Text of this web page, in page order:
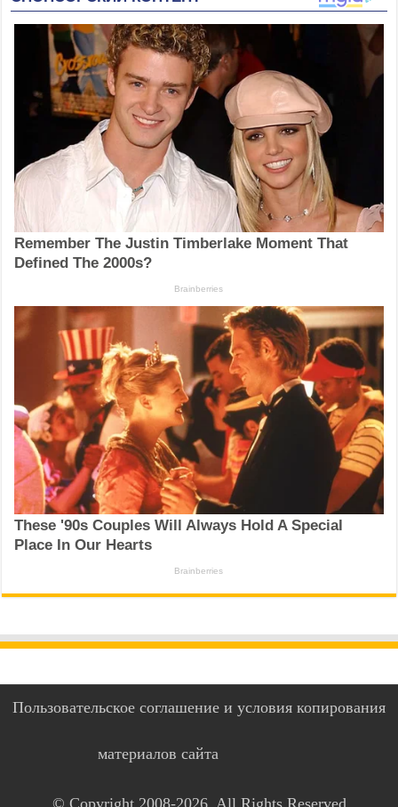
Пользовательское соглашение и условия копирования
материалов сайта